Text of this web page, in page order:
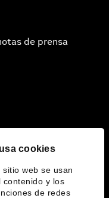
cookies
web se usan
contenido y los
de redes
de prensa